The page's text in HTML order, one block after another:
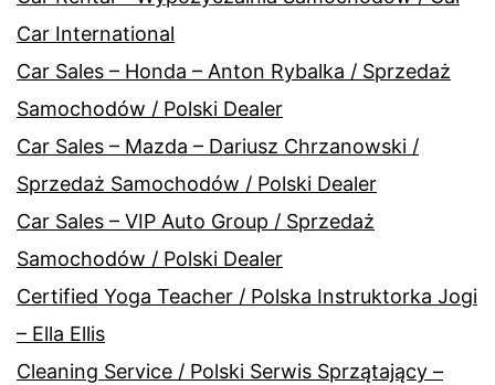
Car International
Car Sales – Honda – Anton Rybalka / Sprzedaż
Samochodów / Polski Dealer
Car Sales – Mazda – Dariusz Chrzanowski /
Sprzedaż Samochodów / Polski Dealer
Car Sales – VIP Auto Group / Sprzedaż
Samochodów / Polski Dealer
Certified Yoga Teacher / Polska Instruktorka Jogi
– Ella Ellis
Cleaning Service / Polski Serwis Sprzątający –